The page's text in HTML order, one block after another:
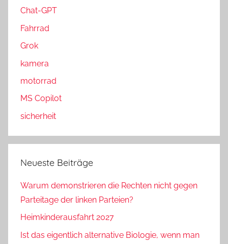
Chat-GPT
Fahrrad
Grok
kamera
motorrad
MS Copilot
sicherheit
Neueste Beiträge
Warum demonstrieren die Rechten nicht gegen
Parteitage der linken Parteien?
Heimkinderausfahrt 2027
Ist das eigentlich alternative Biologie, wenn man